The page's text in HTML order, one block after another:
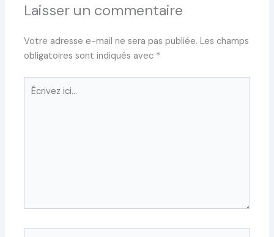
Laisser un commentaire
Votre adresse e-mail ne sera pas publiée. Les champs
obligatoires sont indiqués avec *
Écrivez